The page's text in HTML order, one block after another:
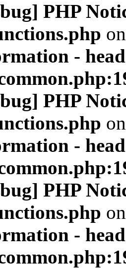
PHP
-
PHP
-
PHP
-